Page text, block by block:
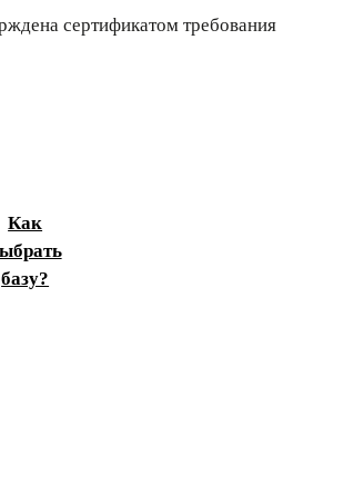
сертификатом требования
Как
базу?